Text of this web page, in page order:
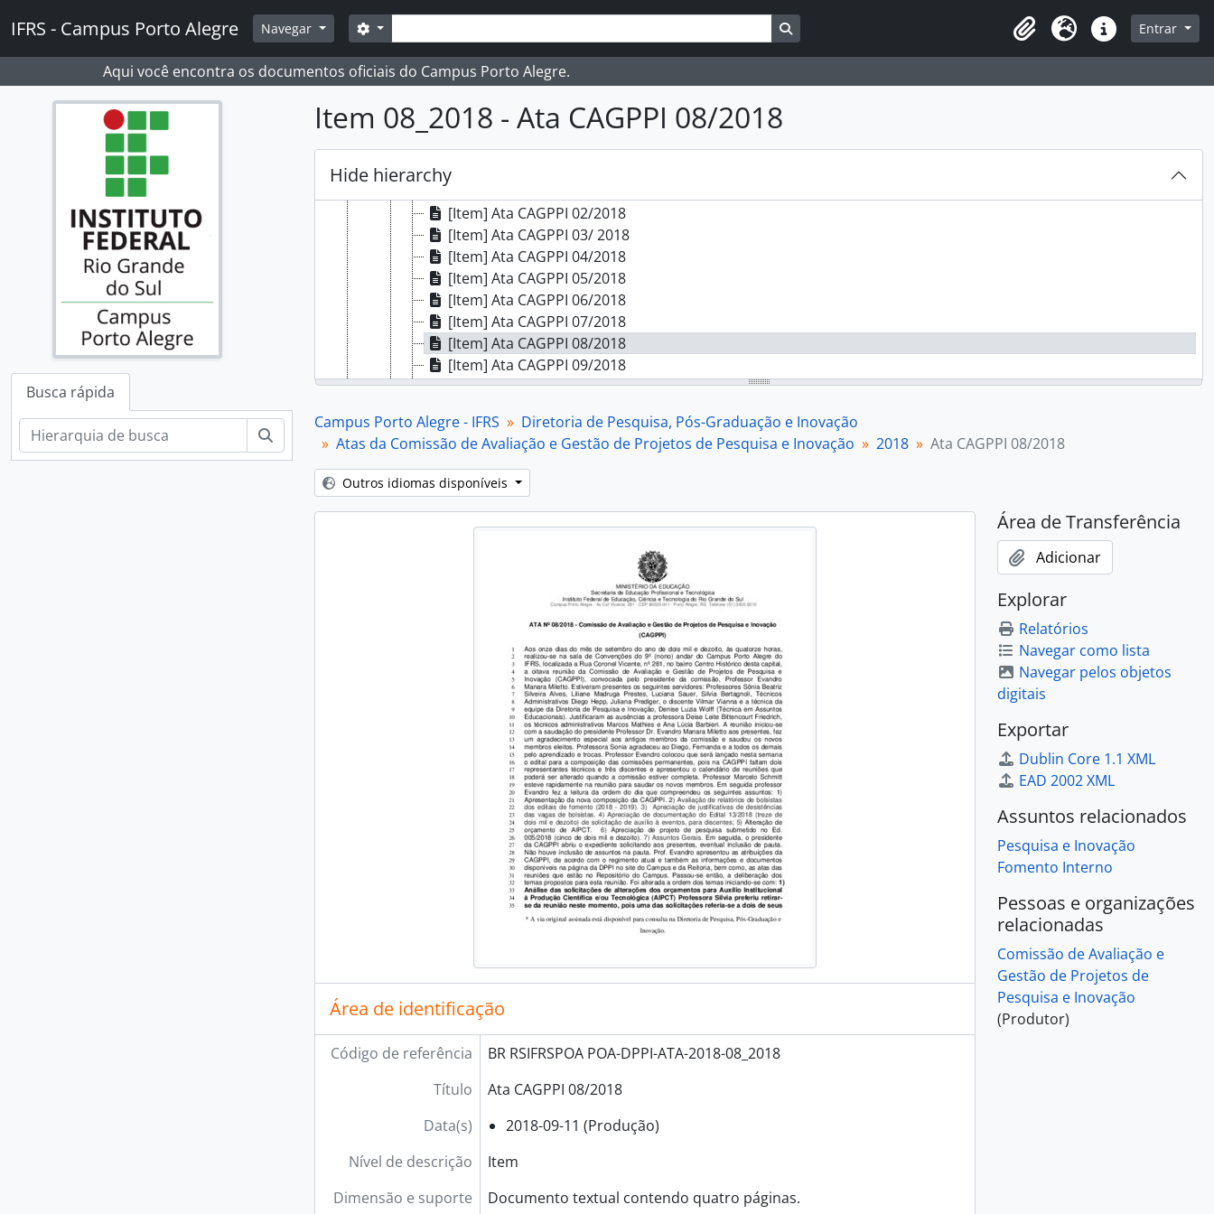
IFRS - Campus Porto Alegre Navegar Buscar
Opções de busca Busque na página de navegação
Idioma Atalhos Entrar
Aqui você encontra os documentos oficiais do Campus Porto Alegre.
Busca rápida
Item 08_2018 - Ata CAGPPI 08/2018
Hide hierarchy
[Subfundos] Direção Geral
[Subfundos] Diretoria de Extensão
[Subfundos] Diretoria de Gestão de Pessoas
[Subfundos] Diretoria de Pesquisa, Pós-Graduação e Inovação
[Séries] Atas da Comissão de Avaliação e Gestão de Projetos de Pesquisa e Inovação
[Subséries] 2016
[Subséries] 2017
[Subséries] 2018
[Item] Ata CAGPPI 02/2018
[Item] Ata CAGPPI 03/ 2018
[Item] Ata CAGPPI 04/2018
[Item] Ata CAGPPI 05/2018
[Item] Ata CAGPPI 06/2018
[Item] Ata CAGPPI 07/2018
[Item] Ata CAGPPI 08/2018
[Item] Ata CAGPPI 09/2018
[Item] Ata CAGPPI 10/2018
[Subséries] 2019
[Subséries] 2020
[Subséries] 2021
[Subséries] 2022
[Subséries] 2023
[Subfundos] Núcleo de Memória
Campus Porto Alegre - IFRS
Diretoria de Pesquisa, Pós-Graduação e Inovação
Atas da Comissão de Avaliação e Gestão de Projetos de Pesquisa e Inovação
2018 Ata CAGPPI 08/2018
Outros idiomas disponíveis
Área de identificação
Código de referência
BR RSIFRSPOA POA-DPPI-ATA-2018-08_2018
Título
Ata CAGPPI 08/2018
Data(s)
2018-09-11 (Produção)
Nível de descrição
Item
Dimensão e suporte
Documento textual contendo quatro páginas.
Área de Transferência
Adicionar
Explorar
Relatórios
Navegar como lista
Navegar pelos objetos
digitais
Exportar
Dublin Core 1.1 XML
EAD 2002 XML
Assuntos relacionados
Pesquisa e Inovação
Fomento Interno
Pessoas e organizações
relacionadas
Comissão de Avaliação e
Gestão de Projetos de
Pesquisa e Inovação
(Produtor)